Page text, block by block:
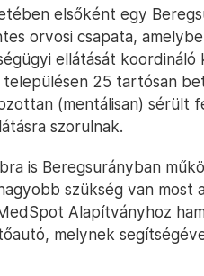
elsőként egy
orvosi csapata,
ellátását koordináló
25 tartósan
(mentálisan) sérült
szorulnak.
is Beregsurányban
szükség van most
Alapítványhoz
melynek